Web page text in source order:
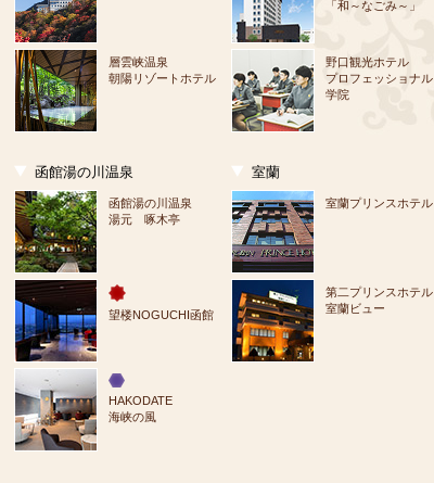
層雲峡温泉
朝陽リゾートホテル
函館湯の川温泉
函館湯の川温泉
湯元 啄木亭
望楼NOGUCHI函館
HAKODATE
海峡の風
「和～なごみ～」
野口観光ホテル
プロフェッショナル
学院
室蘭
室蘭プリンスホテル
第二プリンスホテル
室蘭ビュー